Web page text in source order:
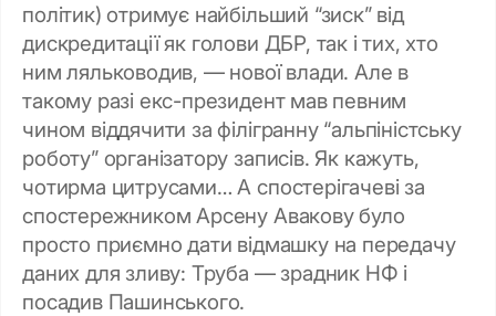
політик) отримує найбільший “зиск” від
дискредитації як голови ДБР, так і тих, хто
ним ляльководив, — нової влади. Але в
такому разі екс-президент мав певним
чином віддячити за філігранну “альпіністську
роботу” організатору записів. Як кажуть,
чотирма цитрусами… А спостерігачеві за
спостережником Арсену Авакову було
просто приємно дати відмашку на передачу
даних для зливу: Труба — зрадник НФ і
посадив Пашинського.